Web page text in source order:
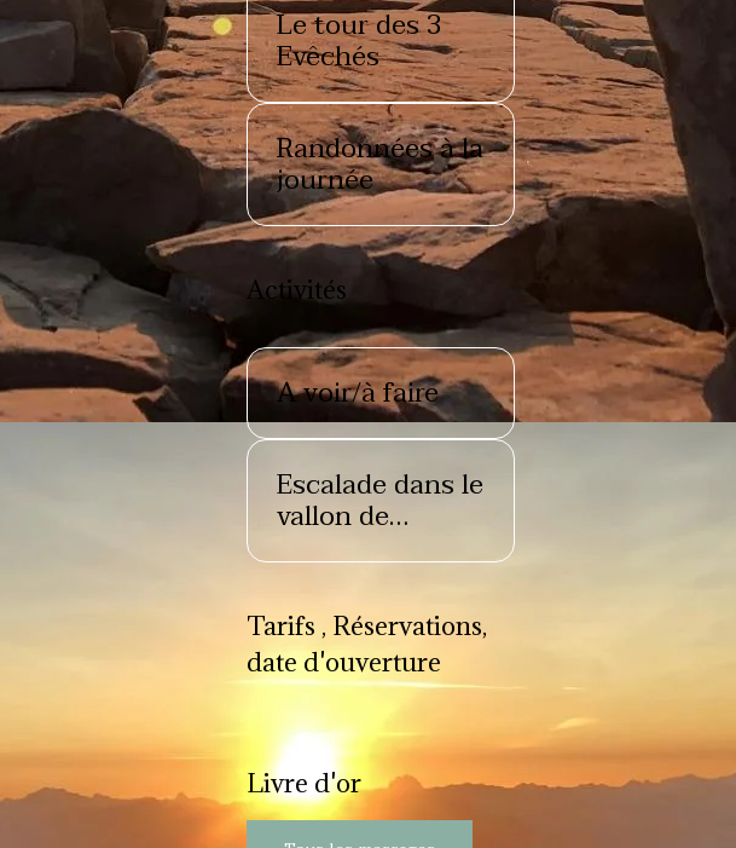
Le tour des 3
Evêchés
Randonnées à la
journée
Activités
A voir/à faire
Escalade dans le
vallon de
Tarifs , Réservations,
date d'ouverture
Livre d'or